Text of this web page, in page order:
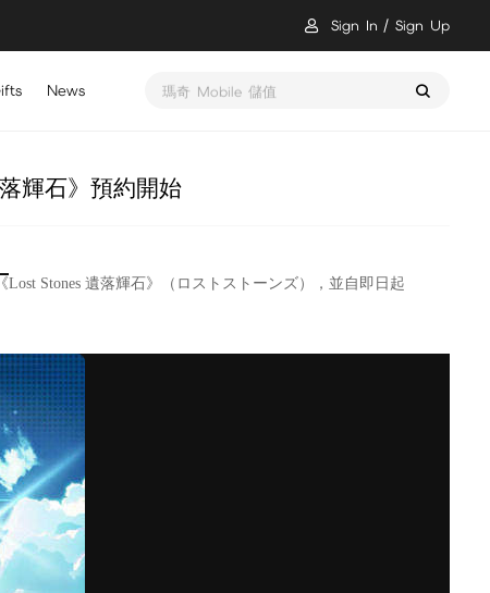
Sign In Sign Up
News 瑪奇 Mobile 儲值
輝石》預約開始
Lost Stones 遺落輝石》（ロストストーンズ），並自即日起